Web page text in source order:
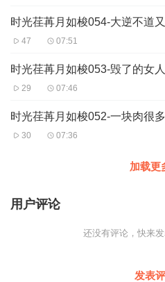
时光荏苒月如梭054-大逆不道
47 07:51
时光荏苒月如梭053-毁了的女人
29 07:46
时光荏苒月如梭052-一块肉很
30 07:36
加载更
用户评论
还没有评论，快来发
发表